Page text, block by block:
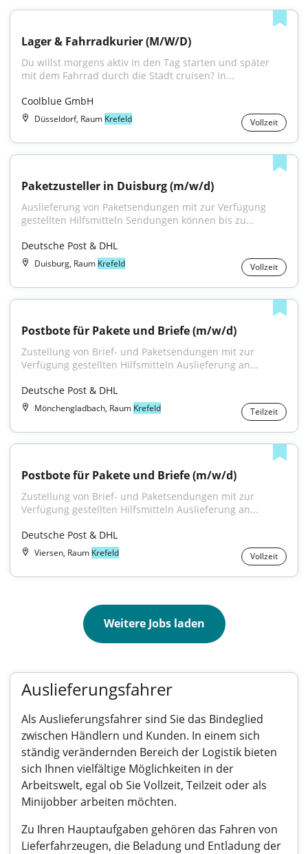
Lager & Fahrradkurier (M/W/D)
Du willst morgens aktiv in den Tag starten und später
mit dem Fahrrad durch die Stadt cruisen? In...
Coolblue GmbH
Düsseldorf, Raum Krefeld Vollzeit
Paketzusteller in Duisburg (m/w/d)
Auslieferung von Paketsendungen mit zur Verfügung
gestellten Hilfsmitteln Sendungen können bis zu...
Deutsche Post & DHL
Duisburg, Raum Krefeld Vollzeit
Postbote für Pakete und Briefe (m/w/d)
Zustellung von Brief- und Paketsendungen mit zur
Verfügung gestellten Hilfsmitteln Auslieferung an...
Deutsche Post & DHL
Mönchengladbach, Raum Krefeld Teilzeit
Postbote für Pakete und Briefe (m/w/d)
Zustellung von Brief- und Paketsendungen mit zur
Verfügung gestellten Hilfsmitteln Auslieferung an...
Deutsche Post & DHL
Viersen, Raum Krefeld Vollzeit
Weitere Jobs laden
Auslieferungsfahrer
Als Auslieferungsfahrer sind Sie das Bindeglied
zwischen Händlern und Kunden. In einem sich
ständig verändernden Bereich der Logistik bieten
sich Ihnen vielfältige Möglichkeiten in der
Arbeitswelt, egal ob Sie Vollzeit, Teilzeit oder als
Minijobber arbeiten möchten.
Zu Ihren Hauptaufgaben gehören das Fahren von
Lieferfahrzeugen, die Beladung und Entladung der